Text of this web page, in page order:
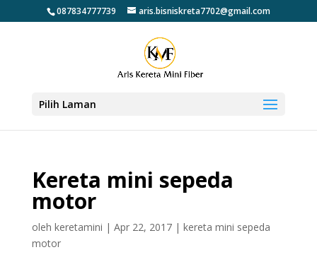
087834777739 aris.bisniskreta7702@gmail.com
Pilih Laman
Kereta mini sepeda
motor
oleh keretamini | Apr 22, 2017| kereta mini sepeda
motor